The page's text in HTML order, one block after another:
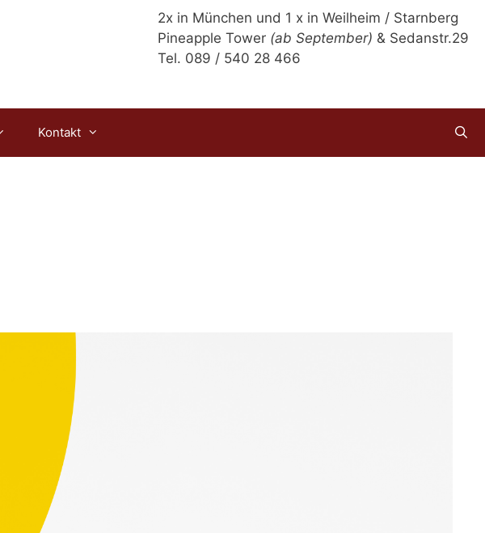
2x in München und 1 x in Weilheim / Starnberg
Pineapple Tower (ab September) & Sedanstr.29
Tel. 089 / 540 28 466
Kontakt